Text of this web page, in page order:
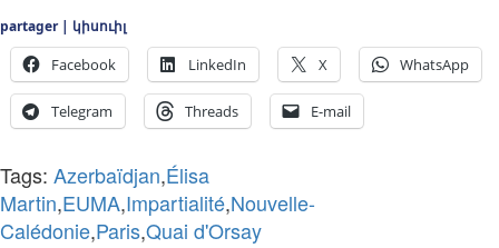
partager | կիսուիլ
Facebook LinkedIn X WhatsApp
Telegram Threads E-mail
Tags: Azerbaïdjan,Élisa
Martin,EUMA,Impartialité,Nouvelle-
Calédonie,Paris,Quai d'Orsay